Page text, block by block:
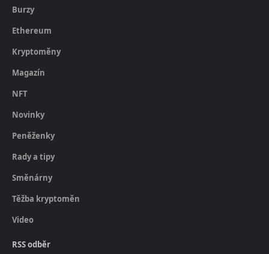
Burzy
Ethereum
Kryptoměny
Magazín
NFT
Novinky
Peněženky
Rady a tipy
Směnárny
Těžba kryptoměn
Video
RSS odběr